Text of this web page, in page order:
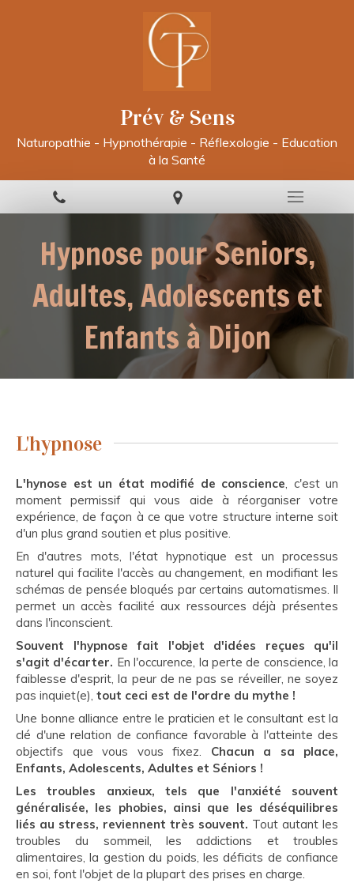
Prév & Sens
Naturopathie - Hypnothérapie - Réflexologie - Education
à la Santé
Hypnose pour Seniors,
Adultes, Adolescents et
Enfants à Dijon
L'hypnose
L'hynose est un état modifié de conscience, c'est un
moment permissif qui vous aide à réorganiser votre
expérience, de façon à ce que votre structure interne soit
d'un plus grand soutien et plus positive.
En d'autres mots, l'état hypnotique est un processus
naturel qui facilite l'accès au changement, en modifiant les
schémas de pensée bloqués par certains automatismes. Il
permet un accès facilité aux ressources déjà présentes
dans l'inconscient.
Souvent l'hypnose fait l'objet d'idées reçues qu'il
s'agit d'écarter. En l'occurence, la perte de conscience, la
faiblesse d'esprit, la peur de ne pas se réveiller, ne soyez
pas inquiet(e), tout ceci est de l'ordre du mythe !
Une bonne alliance entre le praticien et le consultant est la
clé d'une relation de confiance favorable à l'atteinte des
objectifs que vous vous fixez. Chacun a sa place,
Enfants, Adolescents, Adultes et Séniors !
Les troubles anxieux, tels que l'anxiété souvent
généralisée, les phobies, ainsi que les déséquilibres
liés au stress, reviennent très souvent. Tout autant les
troubles du sommeil, les addictions et troubles
alimentaires, la gestion du poids, les déficits de confiance
en soi, font l'objet de la plupart des prises en charge.